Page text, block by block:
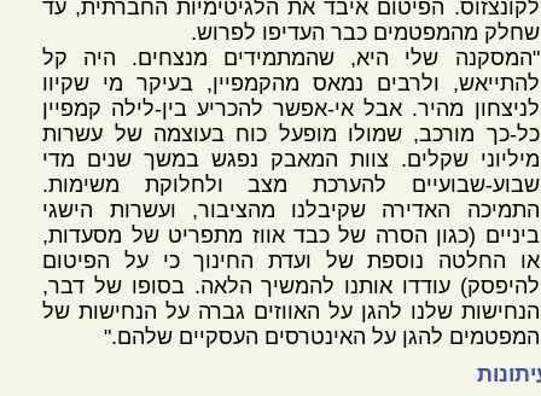
לקונצזוס. הפיטום איבד את הלגיטימיות החברתית, עד
שחלק מהמפטמים כבר העדיפו לפרוש.
"המסקנה שלי היא, שהמתמידים מנצחים. היה קל
להתייאש, ולרבים נמאס מהקמפיין, בעיקר מי שקיוו
לניצחון מהיר. אבל אי-אפשר להכריע בין-לילה קמפיין
כל-כך מורכב, שמולו מופעל כוח בעוצמה של עשרות
מיליוני שקלים. צוות המאבק נפגש במשך שנים מדי
שבוע-שבועיים להערכת מצב ולחלוקת משימות.
התמיכה האדירה שקיבלנו מהציבור, ועשרות הישגי
ביניים (כגון הסרה של כבד אווז מתפריט של מסעדות,
או החלטה נוספת של ועדת החינוך כי על הפיטום
להיפסק) עודדו אותנו להמשיך הלאה. בסופו של דבר,
הנחישות שלנו להגן על האווזים גברה על הנחישות של
המפטמים להגן על האינטרסים העסקיים שלהם."